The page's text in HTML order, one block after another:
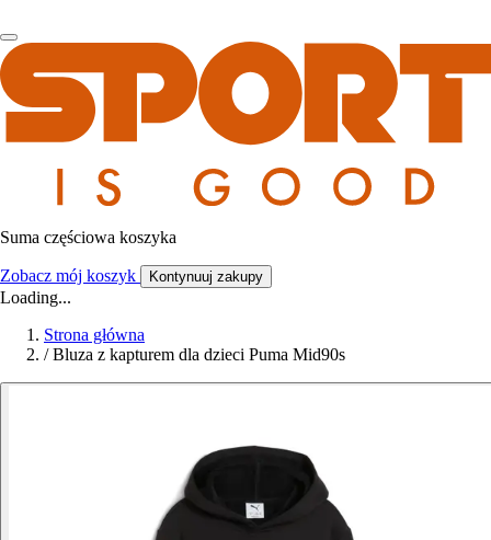
Suma częściowa koszyka
Zobacz mój koszyk Kontynuuj zakupy
Loading...
Strona główna
/ Bluza z kapturem dla dzieci Puma Mid90s